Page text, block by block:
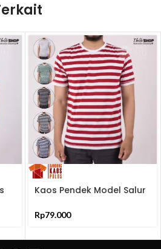
Beli
Produk
Kaos Pendek Model Salur
Rp79.000